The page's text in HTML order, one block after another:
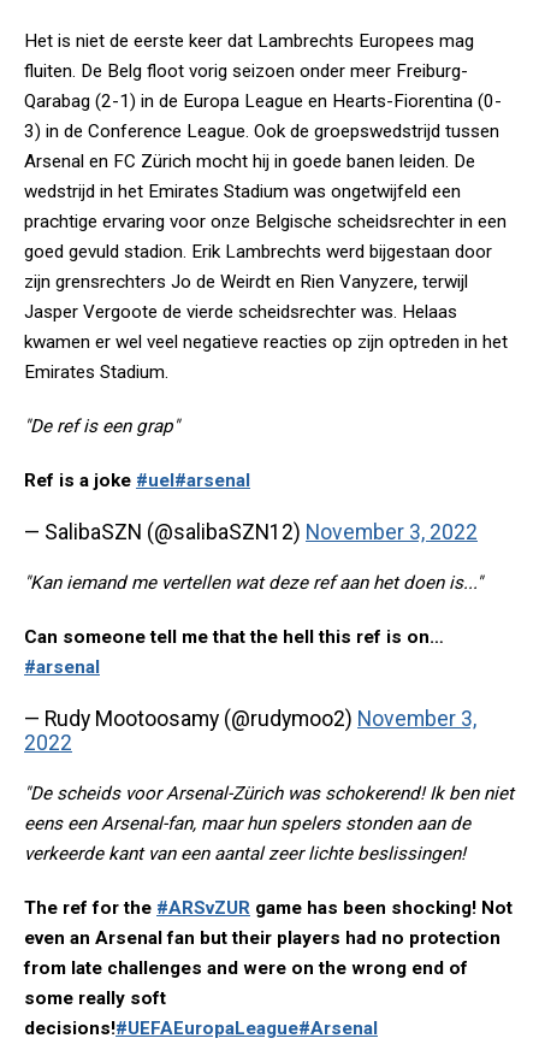
Het is niet de eerste keer dat Lambrechts Europees mag
fluiten. De Belg floot vorig seizoen onder meer Freiburg-
Qarabag (2-1) in de Europa League en Hearts-Fiorentina (0-
3) in de Conference League. Ook de groepswedstrijd tussen
Arsenal en FC Zürich mocht hij in goede banen leiden. De
wedstrijd in het Emirates Stadium was ongetwijfeld een
prachtige ervaring voor onze Belgische scheidsrechter in een
goed gevuld stadion. Erik Lambrechts werd bijgestaan door
zijn grensrechters Jo de Weirdt en Rien Vanyzere, terwijl
Jasper Vergoote de vierde scheidsrechter was. Helaas
kwamen er wel veel negatieve reacties op zijn optreden in het
Emirates Stadium.
"De ref is een grap"
Ref is a joke #uel#arsenal
— SalibaSZN (@salibaSZN12) November 3, 2022
"Kan iemand me vertellen wat deze ref aan het doen is..."
Can someone tell me that the hell this ref is on…
#arsenal
— Rudy Mootoosamy (@rudymoo2) November 3,
2022
"De scheids voor Arsenal-Zürich was schokerend! Ik ben niet
eens een Arsenal-fan, maar hun spelers stonden aan de
verkeerde kant van een aantal zeer lichte beslissingen!
The ref for the #ARSvZUR game has been shocking! Not
even an Arsenal fan but their players had no protection
from late challenges and were on the wrong end of
some really soft
decisions!#UEFAEuropaLeague#Arsenal